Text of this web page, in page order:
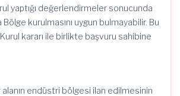
yaptığı değerlendirmeler sonucunda
kurulmasını uygun bulmayabilir. Bu
kararı ile birlikte başvuru sahibine
alanın endüstri bölgesi ilan edilmesinin